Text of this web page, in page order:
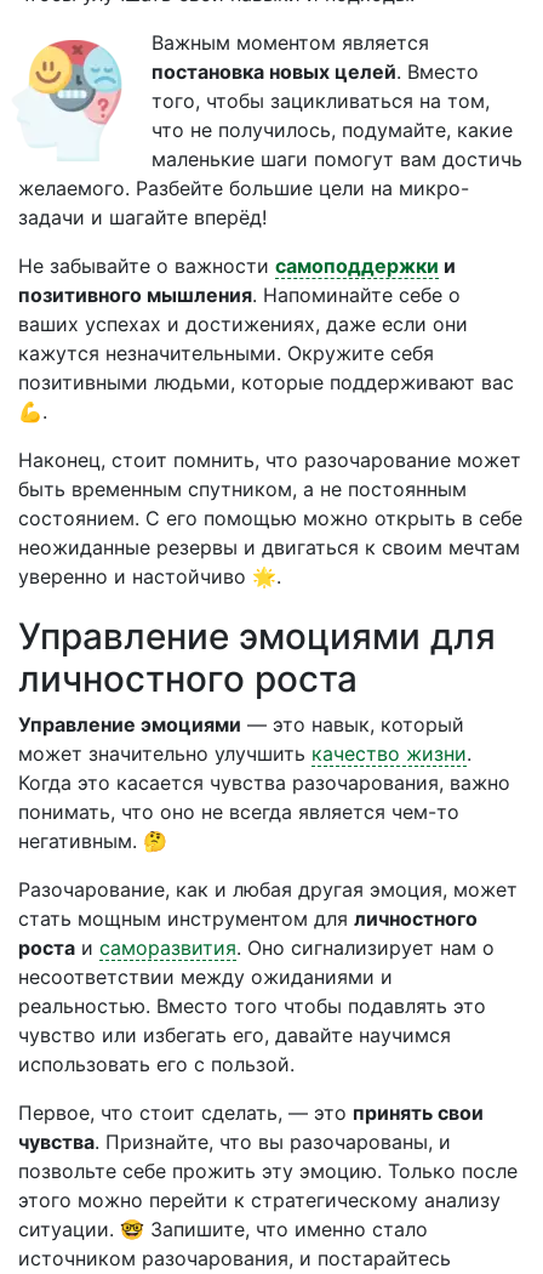
Важным моментом является
постановка новых целей. Вместо
того, чтобы зацикливаться на том,
что не получилось, подумайте, какие
маленькие шаги помогут вам достичь
желаемого. Разбейте большие цели на микро-
задачи и шагайте вперёд!
Не забывайте о важности самоподдержки и
позитивного мышления. Напоминайте себе о
ваших успехах и достижениях, даже если они
кажутся незначительными. Окружите себя
позитивными людьми, которые поддерживают вас
💪.
Наконец, стоит помнить, что разочарование может
быть временным спутником, а не постоянным
состоянием. С его помощью можно открыть в себе
неожиданные резервы и двигаться к своим мечтам
уверенно и настойчиво 🌟.
Управление эмоциями для
личностного роста
Управление эмоциями — это навык, который
может значительно улучшить качество жизни.
Когда это касается чувства разочарования, важно
понимать, что оно не всегда является чем-то
негативным. 🤔
Разочарование, как и любая другая эмоция, может
стать мощным инструментом для личностного
роста и саморазвития. Оно сигнализирует нам о
несоответствии между ожиданиями и
реальностью. Вместо того чтобы подавлять это
чувство или избегать его, давайте научимся
использовать его с пользой.
Первое, что стоит сделать, — это принять свои
чувства. Признайте, что вы разочарованы, и
позвольте себе прожить эту эмоцию. Только после
этого можно перейти к стратегическому анализу
ситуации. 🤓 Запишите, что именно стало
источником разочарования, и постарайтесь